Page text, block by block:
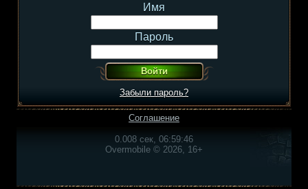
Имя
Пароль
Забыли пароль?
Соглашение
0.008 сек, 06:59:46
Overmobile © 2026, 16+